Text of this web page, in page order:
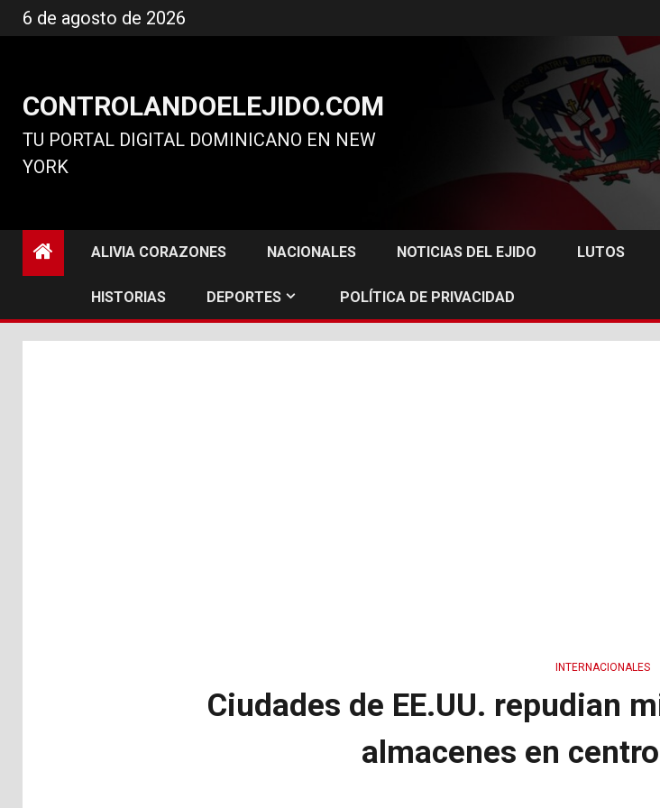
al
6 de agosto de 2026
CONTROLANDOELEJIDO.COM
TU PORTAL DIGITAL DOMINICANO EN NEW
YORK
ALIVIA CORAZONES NACIONALES NOTICIAS DEL EJIDO LUTOS
HISTORIAS DEPORTES POLÍTICA DE PRIVACIDAD
INTERNACIONALES
Ciudades de EE.UU. repudian
almacenes en